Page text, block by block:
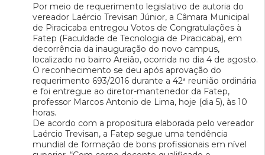
Por meio de requerimento legislativo de autoria do
vereador Laércio Trevisan Júnior, a Câmara Municipal
de Piracicaba entregou Votos de Congratulações à
Fatep (Faculdade de Tecnologia de Piracicaba), em
decorrência da inauguração do novo campus,
localizado no bairro Areião, ocorrida no dia 4 de agosto.
O reconhecimento se deu após aprovação do
requerimento 693/2016 durante a 42ª reunião ordinária
e foi entregue ao diretor-mantenedor da Fatep,
professor Marcos Antonio de Lima, hoje (dia 5), às 10
horas.
De acordo com a propositura elaborada pelo vereador
Laércio Trevisan, a Fatep segue uma tendência
mundial de formação de bons profissionais em nível